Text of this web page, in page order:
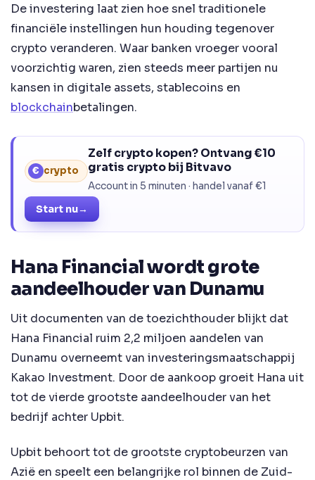
De investering laat zien hoe snel traditionele
financiële instellingen hun houding tegenover
crypto veranderen. Waar banken vroeger vooral
voorzichtig waren, zien steeds meer partijen nu
kansen in digitale assets, stablecoins en
blockchainbetalingen.
€ crypto
Zelf crypto kopen? Ontvang €10
gratis crypto bij Bitvavo
Account in 5 minuten · handel vanaf €1
Start nu→
Hana Financial wordt grote
aandeelhouder van Dunamu
Uit documenten van de toezichthouder blijkt dat
Hana Financial ruim 2,2 miljoen aandelen van
Dunamu overneemt van investeringsmaatschappij
Kakao Investment. Door de aankoop groeit Hana uit
tot de vierde grootste aandeelhouder van het
bedrijf achter Upbit.
Upbit behoort tot de grootste cryptobeurzen van
Azië en speelt een belangrijke rol binnen de Zuid-